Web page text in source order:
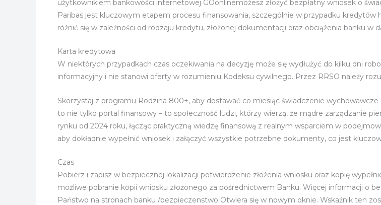
użytkownikiem bankowości internetowej GOonlinemożesz złożyć bezpłatny wniosek o
Paribas jest kluczowym etapem procesu finansowania, szczególnie w przypadku
różnić się w zależności od rodzaju kredytu, złożonej dokumentacji oraz obciążenia banku w
Karta kredytowa
W niektórych przypadkach czas oczekiwania na decyzję może się wydłużyć do kilku dni
informacyjny i nie stanowi oferty w rozumieniu Kodeksu cywilnego. Przez RRSO należy
Skorzystaj z programu Rodzina 800+, aby dostawać co miesiąc świadczenie
to nie tylko portal finansowy – to społeczność ludzi, którzy wierzą, że mądre zarządzanie
rynku od 2024 roku, łącząc praktyczną wiedzę finansową z realnym wsparciem w
aby dokładnie wypełnić wniosek i załączyć wszystkie potrzebne dokumenty, co jest
Czas
Pobierz i zapisz w bezpiecznej lokalizacji potwierdzenie złożenia wniosku oraz kopię
możliwe pobranie kopii wniosku złożonego za pośrednictwem Banku. Więcej informacji o
Państwo na stronach banku /bezpieczenstwo Otwiera się w nowym oknie. Wskaźnik ten